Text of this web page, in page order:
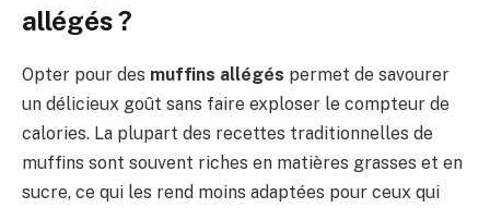
allégés ?
Opter pour des muffins allégés permet de savourer
un délicieux goût sans faire exploser le compteur de
calories. La plupart des recettes traditionnelles de
muffins sont souvent riches en matières grasses et en
sucre, ce qui les rend moins adaptées pour ceux qui